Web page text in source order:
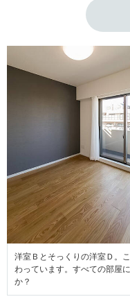
洋室Ｂとそっくりの洋室Ｄ。
わっています。すべての部屋
か？